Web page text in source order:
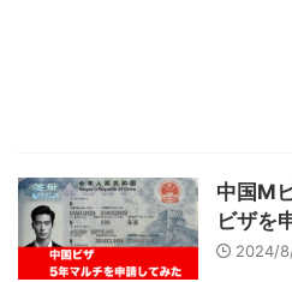
中国M
ビザを
2024/